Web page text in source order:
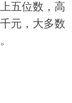
五位数，高
元，大多数